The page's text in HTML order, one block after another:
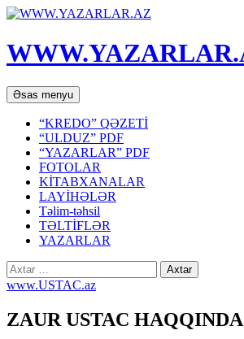
Axtar
Əsas menyu Mühtəviyyata
keç
“KREDO” QƏZETİ
“ULDUZ” PDF
“YAZARLAR” PDF
FOTOLAR
KİTABXANALAR
LAYİHƏLƏR
Təlim-təhsil
TƏLTİFLƏR
YAZARLAR
Axtarış:
www.USTAC.az
ZAUR USTAC HAQQINDA